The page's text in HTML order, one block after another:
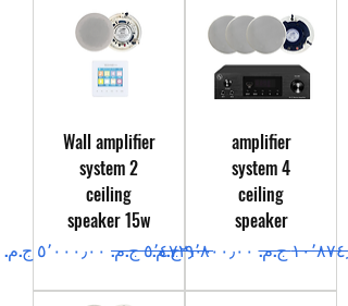
amplifier
system 4
ceiling
speaker
عادي
سعر البيع
Wall amplifier
system 2
ceiling
speaker 15w
سعر عادي
سعر البيع